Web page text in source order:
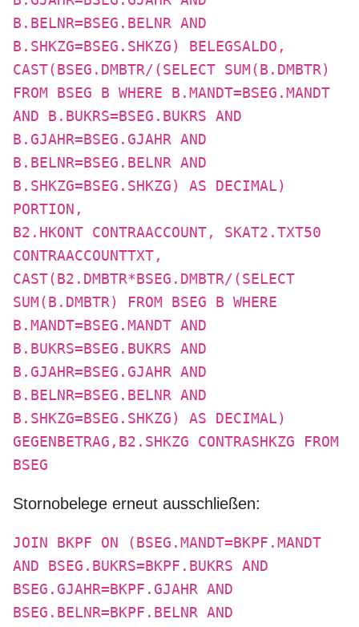
B.BELNR=BSEG.BELNR AND
B.SHKZG=BSEG.SHKZG) BELEGSALDO,
CAST(BSEG.DMBTR/(SELECT SUM(B.DMBTR)
FROM BSEG B WHERE B.MANDT=BSEG.MANDT
AND B.BUKRS=BSEG.BUKRS AND
B.GJAHR=BSEG.GJAHR AND
B.BELNR=BSEG.BELNR AND
B.SHKZG=BSEG.SHKZG) AS DECIMAL)
PORTION,
B2.HKONT CONTRAACCOUNT, SKAT2.TXT50
CONTRAACCOUNTTXT,
CAST(B2.DMBTR*BSEG.DMBTR/(SELECT
SUM(B.DMBTR) FROM BSEG B WHERE
B.MANDT=BSEG.MANDT AND
B.BUKRS=BSEG.BUKRS AND
B.GJAHR=BSEG.GJAHR AND
B.BELNR=BSEG.BELNR AND
B.SHKZG=BSEG.SHKZG) AS DECIMAL)
GEGENBETRAG,B2.SHKZG CONTRASHKZG FROM
BSEG
Stornobelege erneut ausschließen:
JOIN BKPF ON (BSEG.MANDT=BKPF.MANDT
AND BSEG.BUKRS=BKPF.BUKRS AND
BSEG.GJAHR=BKPF.GJAHR AND
BSEG.BELNR=BKPF.BELNR AND